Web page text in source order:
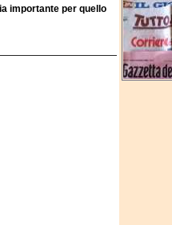
importante per quello